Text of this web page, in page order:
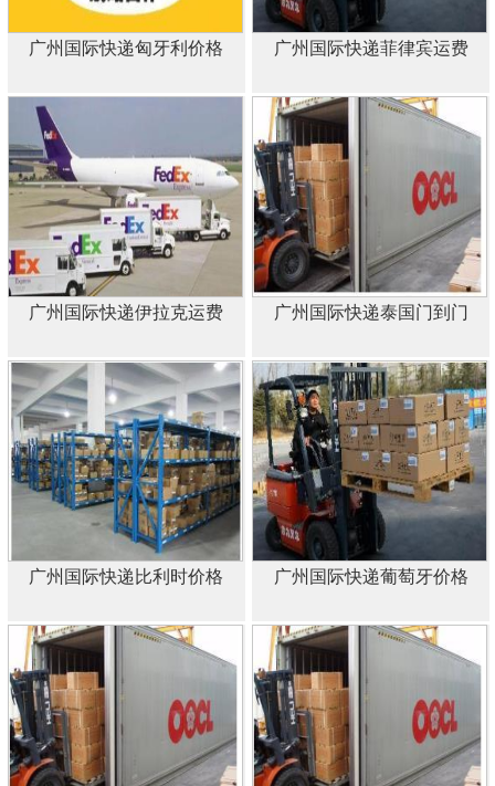
广州国际快递匈牙利价格 广州国际快递菲律宾运费
广州国际快递伊拉克运费 广州国际快递泰国门到门
广州国际快递比利时价格 广州国际快递葡萄牙价格